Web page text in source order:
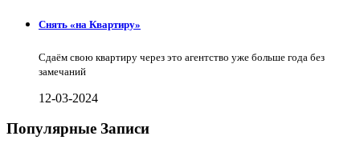
Снять «на Квартиру»
Сдаём свою квартиру через это агентство уже больше года без
замечаний
12-03-2024
Популярные Записи